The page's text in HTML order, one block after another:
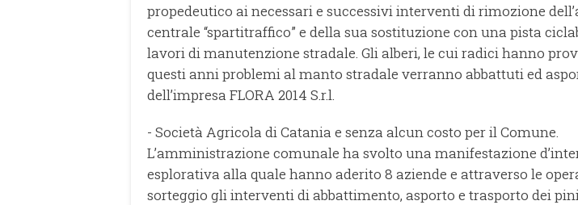
propedeutico ai necessari e successivi interventi di rimozione
centrale “spartitraffico” e della sua sostituzione con una pista
lavori di manutenzione stradale. Gli alberi, le cui radici hanno
questi anni problemi al manto stradale verranno abbattuti ed
dell’impresa FLORA 2014 S.r.l.
- Società Agricola di Catania e senza alcun costo per il Comune.
L’amministrazione comunale ha svolto una manifestazione
esplorativa alla quale hanno aderito 8 aziende e attraverso le
sorteggio gli interventi di abbattimento, asporto e trasporto dei